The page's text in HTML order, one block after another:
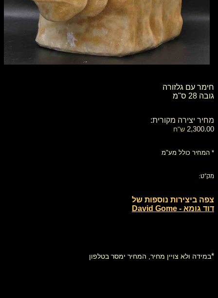
חימר עם גלזורה
גובה 28 ס"מ
מחיר יצירה מקורית:
2,300.00 ש"ח
* המחיר כולל מע"מ
מק"ט:
צפה ביצירות נוספות של
דוד גומא - David Gome
*במידה ולא צויין מחיר, המחיר ימסר בטלפון